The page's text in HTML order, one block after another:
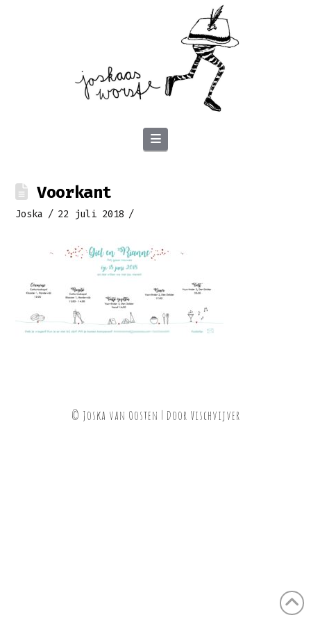
Navigation
Voorkant
Joska 22 juli 2018
© Joska van Oosten | Door Vischvijver